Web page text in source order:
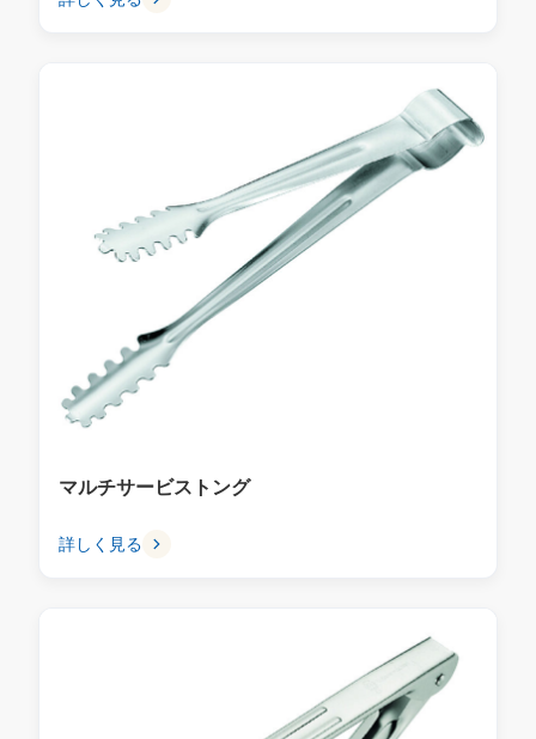
マルチサービストング
詳しく見る